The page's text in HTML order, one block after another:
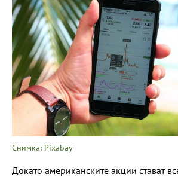
Снимка: Pixabay
Докато американските акции стават